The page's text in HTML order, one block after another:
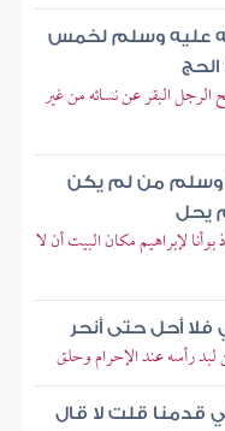
عليه وسلم لخمس
الحج
البقر عن نسائه من غير
وسلم من لم يكن
يحل
لإبراهيم مكان البيت أن لا
أحل حتى أنحر
رأسه عند الإحرام وحلق
قدمنا قلت لا قال